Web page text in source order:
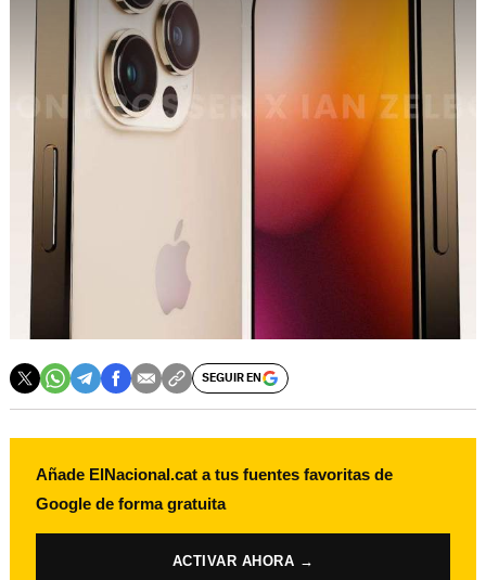
SEGUIR EN
Añade ElNacional.cat a tus fuentes favoritas de
Google de forma gratuita
ACTIVAR AHORA →